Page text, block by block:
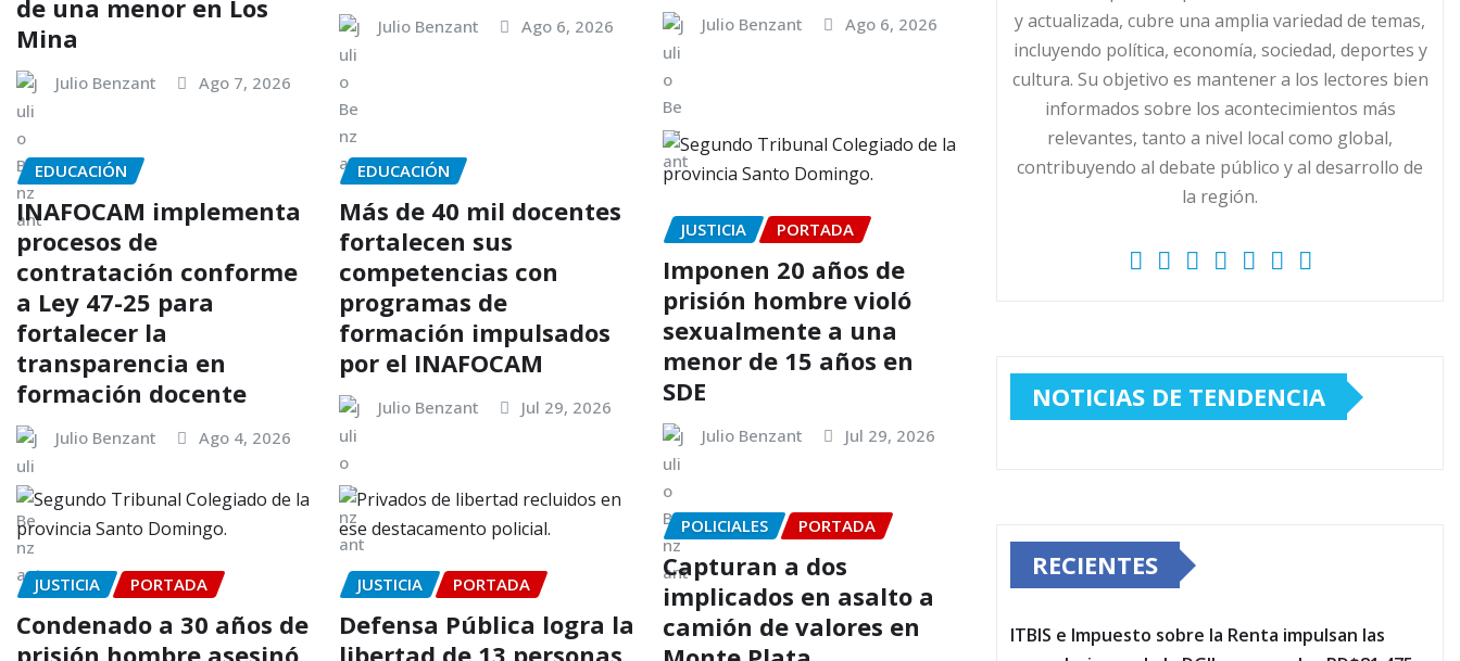
de una menor en Los
Mina
Julio Benzant Ago 7, 2026
Julio Benzant Ago 6, 2026 Julio Benzant Ago 6, 2026
EDUCACIÓN
INAFOCAM implementa
procesos de
contratación conforme
a Ley 47-25 para
fortalecer la
transparencia en
formación docente
Julio Benzant Ago 4, 2026
EDUCACIÓN
Más de 40 mil docentes
fortalecen sus
competencias con
programas de
formación impulsados
por el INAFOCAM
Julio Benzant Jul 29, 2026
JUSTICIA PORTADA
Imponen 20 años de
prisión hombre violó
sexualmente a una
menor de 15 años en
SDE
Julio Benzant Jul 29, 2026
JUSTICIA PORTADA
Condenado a 30 años de
prisión hombre asesinó
JUSTICIA PORTADA
Defensa Pública logra la
libertad de 13 personas
POLICIALES PORTADA
Capturan a dos
implicados en asalto a
camión de valores en
y actualizada, cubre una amplia variedad de temas,
incluyendo política, economía, sociedad, deportes y
cultura. Su objetivo es mantener a los lectores bien
informados sobre los acontecimientos más
relevantes, tanto a nivel local como global,
contribuyendo al debate público y al desarrollo de
la región.
NOTICIAS DE TENDENCIA
RECIENTES
ITBIS e Impuesto sobre la Renta impulsan las